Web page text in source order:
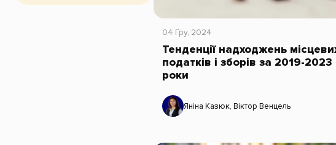
04 Гру, 2024
Тенденції надходжень
податків і зборів за 2019-2023
роки
Яніна Казюк, Віктор Венцель